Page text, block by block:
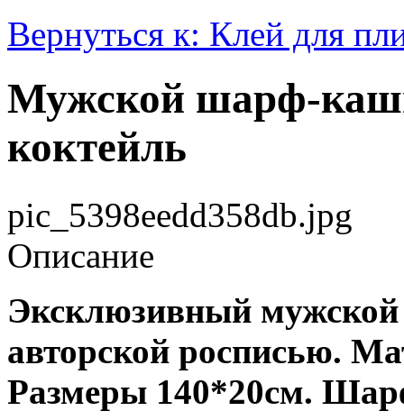
Вернуться к: Клей для
Мужской шарф-
коктейль
pic_5398eedd358db.jpg
Описание
Эксклюзивный
авторской росписью.
Размеры 140*20см.